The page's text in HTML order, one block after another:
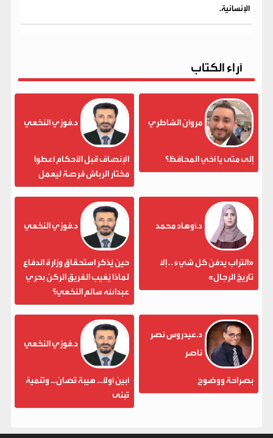
الإنسانية.
آراء الكتاب
مروان الشاطري
إلى متى يا أخي المحافظ؟
د.فوزي النخعي
الإنصاف قبل الأحكام أعطوا
مختار الرباش فرصة ليعمل
د.أوهاد محمد
«التراب يدفن كل شيء . . إلا
تاريخ الرجال»
د.فوزي النخعي
حين يُذكر استحقاق وزارة الدفاع
لماذا يُغيب الفريق الركن بحري
عبدالله سالم النخعي؟
د.عيدروس نصر
ناصر
بصراحة ووضوح
د.فوزي النخعي
أبين أولاً... هيبة تُصان... وتنمية
تُبنى